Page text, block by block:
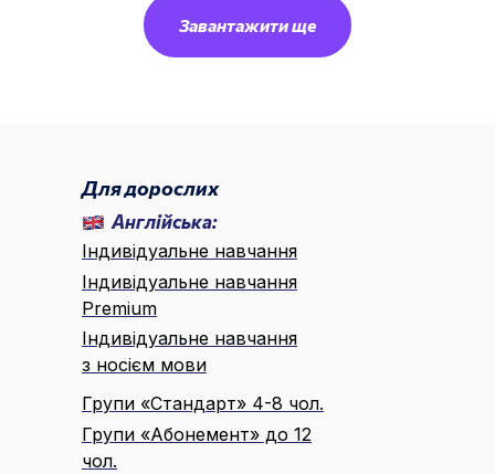
Завантажити ще
Для дорослих
Англійська:
Індивідуальне навчання
Індивідуальне навчання
Premium
Індивідуальне навчання
з носієм мови
Групи «Стандарт» 4-8 чол.
Групи «Абонемент» до 12
чол.